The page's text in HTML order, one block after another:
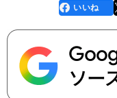
faceboo
k
いいね